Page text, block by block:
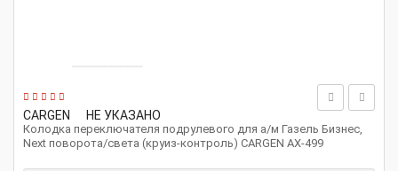
CARGEN НЕ УКАЗАНО
Колодка переключателя подрулевого для а/м Газель Бизнес,
Next поворота/света (круиз-контроль) CARGEN АХ-499